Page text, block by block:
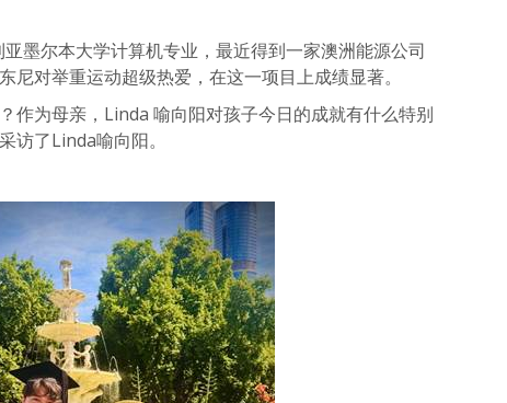
墨尔本大学计算机专业，最近得到一家澳洲能源公司
尼对举重运动超级热爱，在这一项目上成绩显著。
作为母亲，Linda 喻向阳对孩子今日的成就有什么特别
访了Linda喻向阳。